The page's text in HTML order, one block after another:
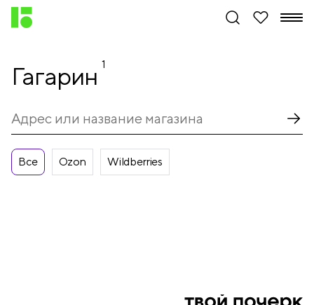
Гагарин 1
Все Ozon Wildberries